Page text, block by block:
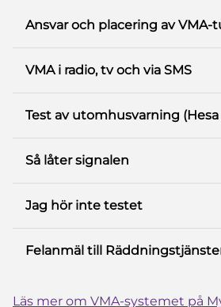
Ansvar och placering av VMA-
VMA i radio, tv och via SMS
Test av utomhusvarning
Så låter signalen
Jag hör inte testet
Felanmäl till
Läs mer om VMA-systemet på